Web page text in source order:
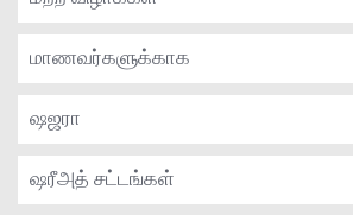
மாணவர்களுக்காக
ஷஜரா
ஷரீஅத் சட்டங்கள்